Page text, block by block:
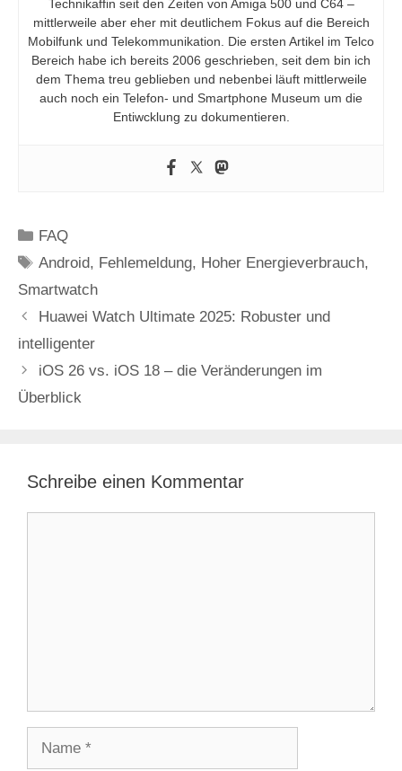
Technikaffin seit den Zeiten von Amiga 500 und C64 –
mittlerweile aber eher mit deutlichem Fokus auf die Bereich
Mobilfunk und Telekommunikation. Die ersten Artikel im Telco
Bereich habe ich bereits 2006 geschrieben, seit dem bin ich
dem Thema treu geblieben und nebenbei läuft mittlerweile
auch noch ein Telefon- und Smartphone Museum um die
Entiwcklung zu dokumentieren.
Kategorien
FAQ
Schlagwörter
Android, Fehlemeldung, Hoher Energieverbrauch,
Smartwatch
Huawei Watch Ultimate 2025: Robuster und
intelligenter
iOS 26 vs. iOS 18 – die Veränderungen im
Überblick
Schreibe einen Kommentar